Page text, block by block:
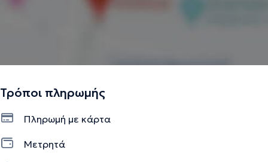
Τρόποι πληρωμής
Πληρωμή με κάρτα
Μετρητά